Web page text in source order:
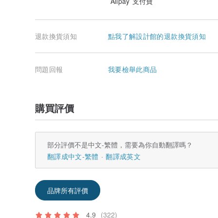
退款換貨須知 點我了解設計館的退款換貨須知
問題回報 我要檢舉此商品
購買評價
部分評價不是中文-繁體，需要為你自動翻譯嗎？
翻譯成中文-繁體
翻譯成英文
品牌所有評價
4.9 (322)